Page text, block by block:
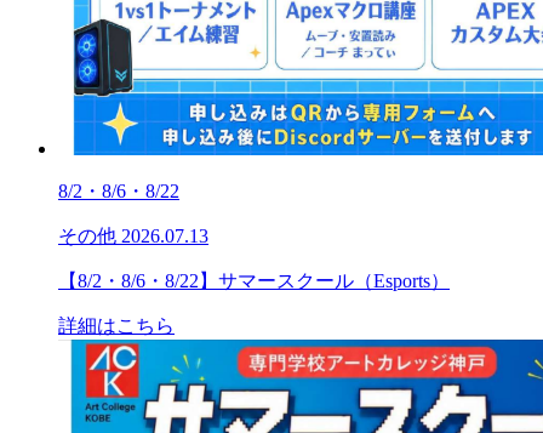
8/2・8/6・8/22
その他 2026.07.13
【8/2・8/6・8/22】サマースクール（Esports）
詳細はこちら